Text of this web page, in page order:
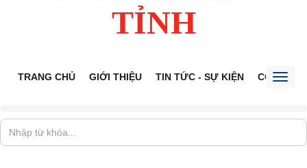
TỈNH
TRANG CHỦ GIỚI THIỆU TIN TỨC - SỰ KIỆN CỔNG